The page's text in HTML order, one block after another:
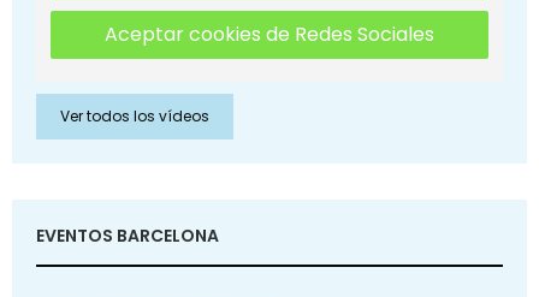
Aceptar cookies de Redes Sociales
Ver todos los vídeos
EVENTOS BARCELONA